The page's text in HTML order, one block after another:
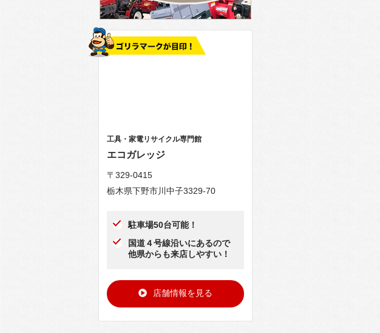
工具・家電リサイクル専門館
エコガレッジ
〒329-0415
栃木県下野市川中子3329-70
駐車場50台可能！
国道４号線沿いにあるので
他県からも来店しやすい！
店舗情報を見る